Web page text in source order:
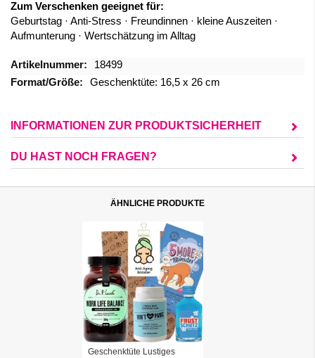
Zum Verschenken geeignet für:
Geburtstag · Anti-Stress · Freundinnen · kleine Auszeiten ·
Aufmunterung · Wertschätzung im Alltag
Mehr
Informationen
18499
Geschenktüte: 16,5 x 26 cm
INFORMATIONEN ZUR PRODUKTSICHERHEIT
DU HAST NOCH FRAGEN?
ÄHNLICHE PRODUKTE
Geschenktüte Lustiges